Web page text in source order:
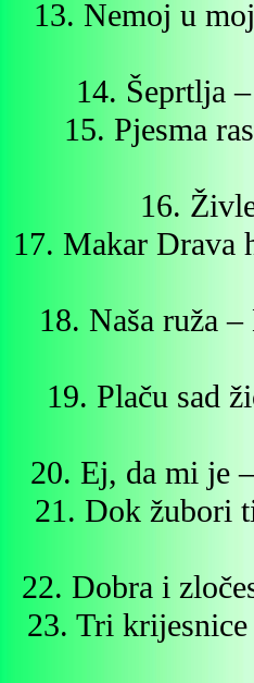
13. Nemoj u
14. Šeprtlja
15. Pjesma
16.
17. Makar Drava
18. Naša ruža
19. Plaču sad
20. Ej, da mi je
21. Dok žubori
22. Dobra i
23. Tri